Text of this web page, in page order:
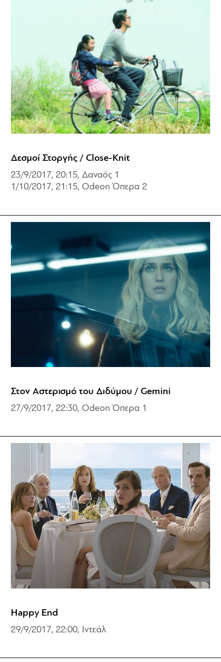
Δεσμοί Στοργής / Close-Knit
23/9/2017, 20:15, Δαναός 1
1/10/2017, 21:15, Odeon Όπερα 2
Στον Αστερισμό του Διδύμου / Gemini
27/9/2017, 22:30, Odeon Όπερα 1
Happy End
29/9/2017, 22:00, Ιντεάλ